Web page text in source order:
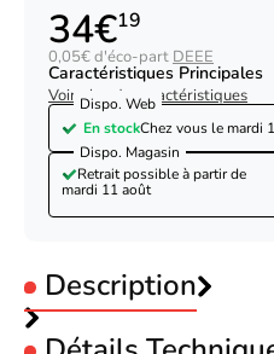
34€19
0,05€ d'éco-part DEEE
Caractéristiques Principales
Voir plus de caractéristiques
Dispo. Web
En stockChez vous le mardi
Dispo. Magasin
Retrait possible à partir de
mardi 11 août
Description